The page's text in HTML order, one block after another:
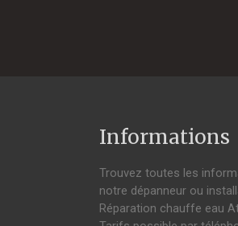
Informations
Trouvez toutes les
notre dépanneur ou
Réparation chauffe eau